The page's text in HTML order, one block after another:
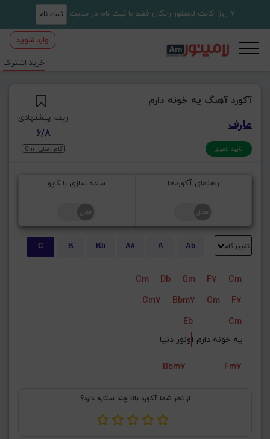
7 روز اکانت لامینور رایگان فقط با ثبت نام در سایت ثبت نام
وارد شوید
خرید اشتراک
آکورد آهنگ یه خونه دارم
عارف
تأیید لامینور
ریتم پیشنهادی
6/8
گام اصلی: Cm
راهنمای آکوردها ساده سازی با کاپو
تغییر گام Ab
A
A#
Bb
B
C
Cm Db Cm F7
Cm
Cm7
Bbm7 Cm
F7
Eb
Cm
یه خونه دارم اونور دنیا
Bbm7
Fm7
از نظر شما آکورد بالا چند ستاره دارد؟